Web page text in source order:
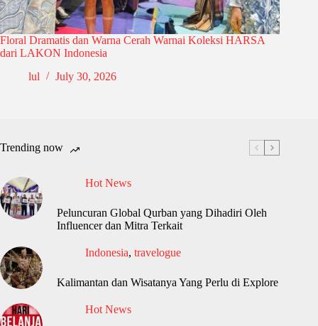
Floral Dramatis dan Warna Cerah Warnai Koleksi HARSA
dari LAKON Indonesia
lul
July 30, 2026
Trending now
Hot News
Peluncuran Global Qurban yang Dihadiri Oleh
Influencer dan Mitra Terkait
Indonesia, travelogue
Kalimantan dan Wisatanya Yang Perlu di Explore
Hot News